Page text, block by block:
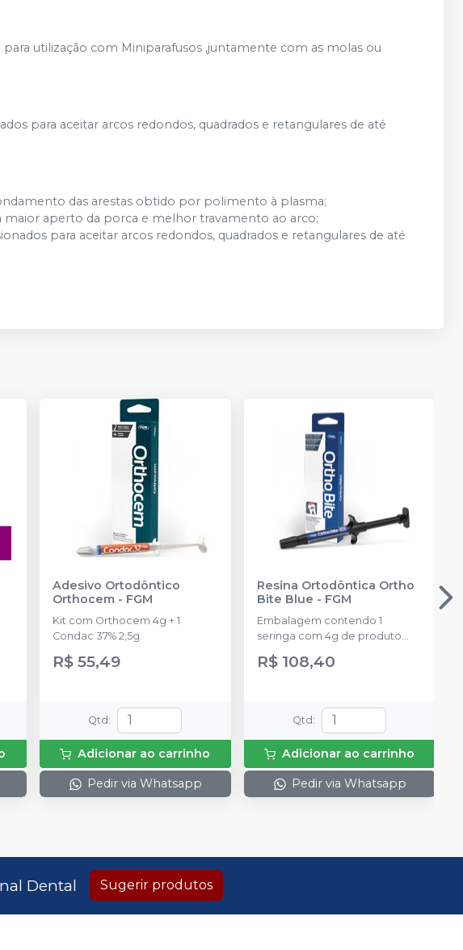
para utilização com Miniparafusos ,juntamente com as molas ou
para aceitar arcos redondos, quadrados e retangulares de até
das arestas obtido por polimento à plasma;
maior aperto da porca e melhor travamento ao arco;
para aceitar arcos redondos, quadrados e retangulares de até
Adesivo Ortodôntico
Orthocem- FGM
Kit com Orthocem 4g + 1
Condac 37% 2,5g.
R$ 55,49
Qtd :
Adicionar ao carrinho
Pedir via Whatsapp
Resina Ortodôntica Ortho
Bite Blue - FGM
Embalagem contendo 1
seringa com 4g de produto
R$ 108,40
Qtd :
Adicionar ao carrinho
Pedir via Whatsapp
Dental Sugerir produtos